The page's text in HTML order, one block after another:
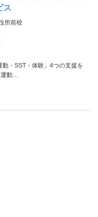
ス
所前校
動・SST・体験」4つの支援を
動…